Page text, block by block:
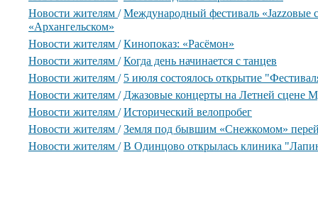
Новости жителям /Международный фестиваль «Jazzовые
«Архангельском»
Новости жителям /Кинопоказ: «Расёмон»
Новости жителям /Когда день начинается с танцев
Новости жителям / 5 июля состоялось открытие
Новости жителям / Джазовые концерты на Летней сцене
Новости жителям /Исторический велопробег
Новости жителям /Земля под бывшим «Снежкомом»
Новости жителям /В Одинцово открылась клиника